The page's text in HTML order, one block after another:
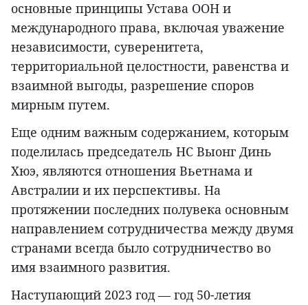
основные принципы Устава ООН и
международного права, включая уважение
независимости, суверенитета,
территориальной целостности, равенства и
взаимной выгоды, разрешение споров
мирным путем.
Еще одним важным содержанием, которым
поделилась председатель НС Выонг Динь
Хюэ, являются отношения Вьетнама и
Австралии и их перспективы. На
протяжении последних полувека основным
направлением сотрудничества между двумя
странами всегда было сотрудничество во
имя взаимного развития.
Наступающий 2023 год — год 50-летия